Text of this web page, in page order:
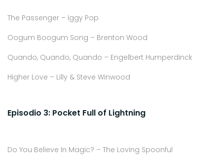
The Passenger – Iggy Pop
Oogum Boogum Song – Brenton Wood
Quando, Quando, Quando – Engelbert Humperdinck
Higher Love – Lilly & Steve Winwood
Episodio 3: Pocket Full of Lightning
Do You Believe In Magic? – The Loving Spoonful